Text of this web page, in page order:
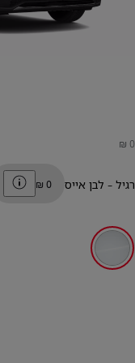
רגיל - לבן אייס
לבן אייס